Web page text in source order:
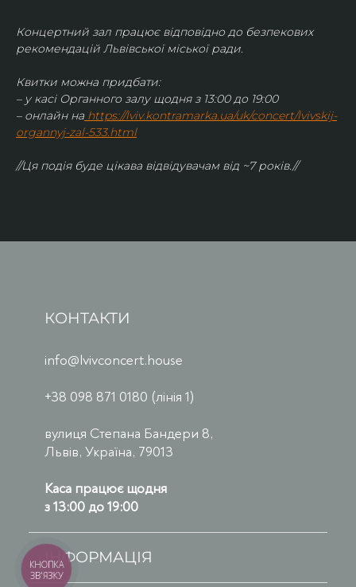
Концертний зал працює відповідно до безпекових
рекомендацій Львівської міської ради.
Квитки можна придбати:
– у касі Органного залу щодня з 13:00 до 19:00
– онлайн на https://lviv.kontramarka.ua/uk/concert/lvivskij-
organnyj-zal-533.html
//Ця подія буде цікава відвідувачам від ~7 років.//
КОНТАКТИ
info@lvivconcert.house
+38 098 871 0180 (лінія 1)
вулиця Степана Бандери 8,
Львів, Україна, 79013
Каса працює щодня
з 13:00 до 19:00
ІНФОРМАЦІЯ
КНОПКА
ЗВ'ЯЗКУ